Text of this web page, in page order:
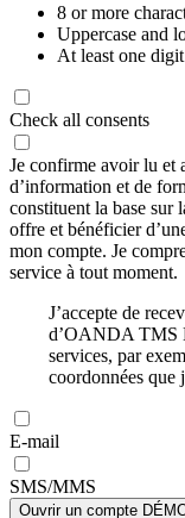
8 or more
Uppercase and
At least one
Check all consents
Je confirme avoir lu et
d’information et de
constituent la base sur
offre et bénéficier
mon compte. Je
service à tout moment.
J’accepte de
d’OANDA TMS
services, par
coordonnées que
E-mail
SMS/MMS
Ouvrir un compte